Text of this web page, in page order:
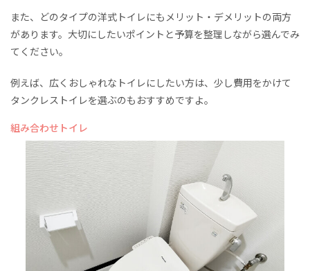
また、どのタイプの洋式トイレにもメリット・デメリットの両方
があります。大切にしたいポイントと予算を整理しながら選んでみ
てください。
例えば、広くおしゃれなトイレにしたい方は、少し費用をかけて
タンクレストイレを選ぶのもおすすめですよ。
組み合わせトイレ